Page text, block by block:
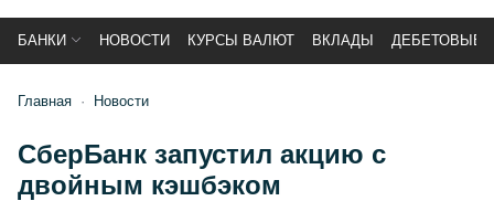
БАНКИ НОВОСТИ КУРСЫ ВАЛЮТ ВКЛАДЫ ДЕБЕТОВЫЕ
Главная Новости
СберБанк запустил акцию с
двойным кэшбэком